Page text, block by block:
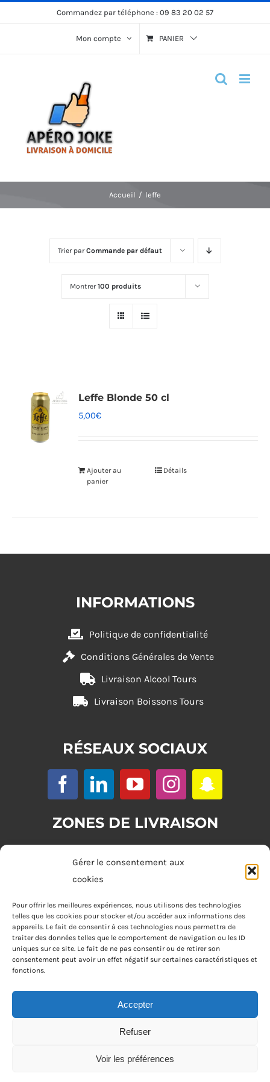
Gérer le consentement aux
cookies
Pour offrir les meilleures expériences, nous utilisons des technologies
telles que les cookies pour stocker et/ou accéder aux informations des
appareils. Le fait de consentir à ces technologies nous permettra de
traiter des données telles que le comportement de navigation ou les ID
uniques sur ce site. Le fait de ne pas consentir ou de retirer son
consentement peut avoir un effet négatif sur certaines caractéristiques et
fonctions.
Accepter
Refuser
Voir les préférences
Commandez par téléphone : 09 83 20 02 57
Mon compte PANIER
Accueil leffe
Trier parCommande par défaut
Montrer100 produits
Leffe Blonde 50 cl
5,00€
Ajouter au
panier
Détails
INFORMATIONS
Politique de confidentialité
Conditions Générales de Vente
Livraison Alcool Tours
Livraison Boissons Tours
RÉSEAUX SOCIAUX
ZONES DE LIVRAISON
Zone 1 : (commande minimum 20€)
Zone 2 : (commande minimum 30€)
Joué-lès-Tours, Chambray-lès-Tours, La Riche, Saint-Cyr-sur-Loire,
Saint-Pierre-des-Corps, Saint-Avertin
Zone 3 : (commande minimum 40€)
Netcom Agency